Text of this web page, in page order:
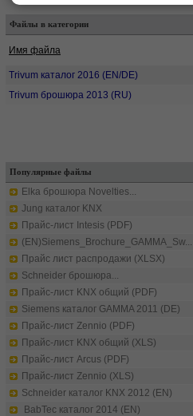
Файлы в категории
Имя файла
Trivum каталог 2016 (EN/DE)
Trivum брошюра 2013 (RU)
Популярные файлы
Elka брошюра Novelties...
Jung каталог KNX
Прайс-лист Intesis (PDF)
(EN)Siemens_Brochure_GAMMA_Sw...
Прайс лист распродажи (XLSX)
Schneider брошюра...
Прайс-лист KNX общий (PDF)
Siemens каталог GAMMA 2011 (DE)
Прайс-лист Zennio (PDF)
Прайс-лист KNX общий (XLS)
Прайс-лист Arcus (PDF)
Прайс-лист Zennio (XLS)
Schneider каталог KNX 2012 (EN)
BabTec каталог 2014 (EN)